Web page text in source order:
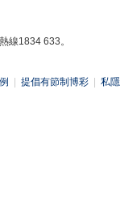
線1834 633。
提倡有節制博彩 私